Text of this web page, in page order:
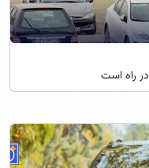
راه است